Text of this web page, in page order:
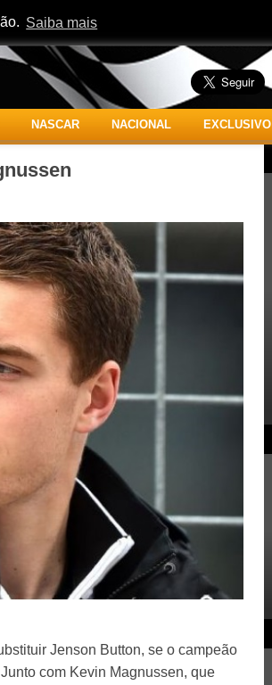
Saiba mais
NASCAR NACIONAL EXCLUSIVO
Jenson Button, se o campeão
com Kevin Magnussen, que